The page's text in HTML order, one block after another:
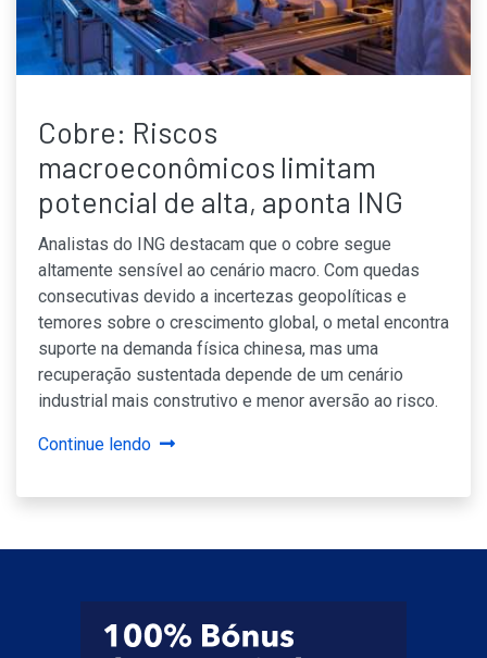
Cobre: Riscos
macroeconômicos limitam
potencial de alta, aponta ING
Analistas do ING destacam que o cobre segue
altamente sensível ao cenário macro. Com quedas
consecutivas devido a incertezas geopolíticas e
temores sobre o crescimento global, o metal encontra
suporte na demanda física chinesa, mas uma
recuperação sustentada depende de um cenário
industrial mais construtivo e menor aversão ao risco.
Continue lendo